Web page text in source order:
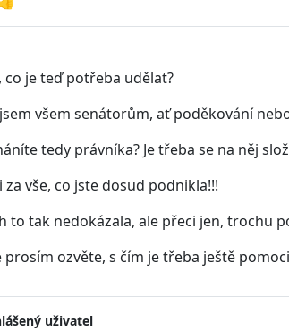
co je teď potřeba udělat?
všem senátorům, ať poděkování
tedy právníka? Je třeba se na něj
za vše, co jste dosud podnikla!!!
to tak nedokázala, ale přeci jen, trochu
prosím ozvěte, s čím je třeba ještě
uživatel